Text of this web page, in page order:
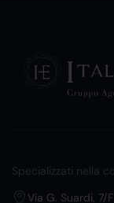
Specializzati nella
Via G. Suardi, 7/